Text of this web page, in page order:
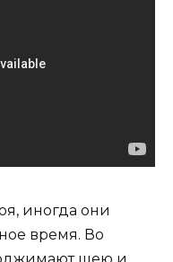
иногда они
время. Во